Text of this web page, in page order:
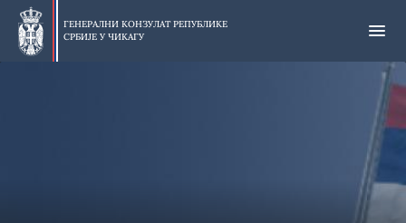
Прескочи
главни
део
ГЕНЕРАЛНИ КОНЗУЛАТ РЕПУБЛИКЕ
СРБИЈЕ У ЧИКАГУ